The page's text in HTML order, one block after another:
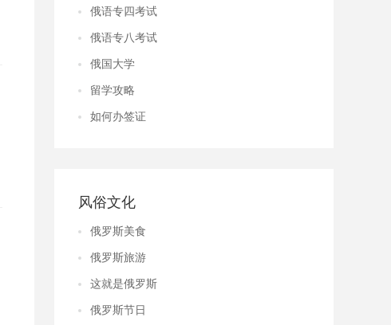
俄语专四考试
俄语专八考试
俄国大学
留学攻略
如何办签证
风俗文化
俄罗斯美食
俄罗斯旅游
这就是俄罗斯
俄罗斯节日